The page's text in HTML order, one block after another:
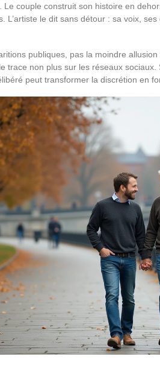
Le couple construit son histoire en
L’artiste le dit sans détour : sa voix,
publiques, pas la moindre
trace non plus sur les réseaux
peut transformer la discrétion en